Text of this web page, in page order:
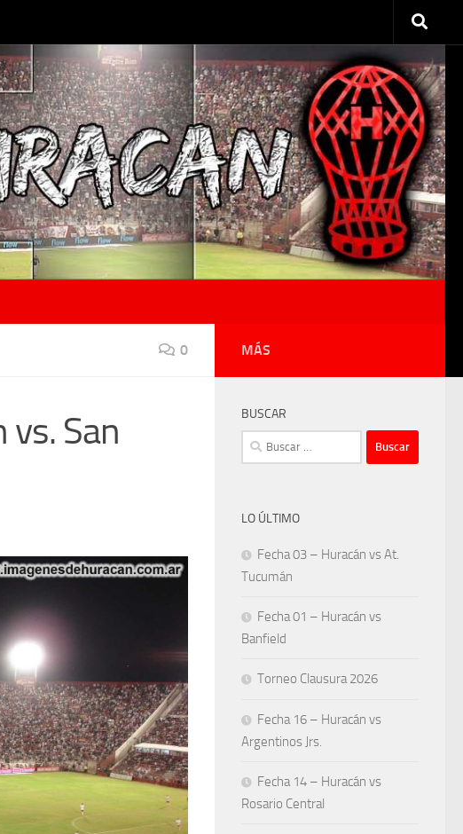
0
vs. San
MÁS
BUSCAR
Buscar:
LO ÚLTIMO
Fecha 03 – Huracán vs At.
Tucumán
Fecha 01 – Huracán vs
Banfield
Torneo Clausura 2026
Fecha 16 – Huracán vs
Argentinos Jrs.
Fecha 14 – Huracán vs
Rosario Central